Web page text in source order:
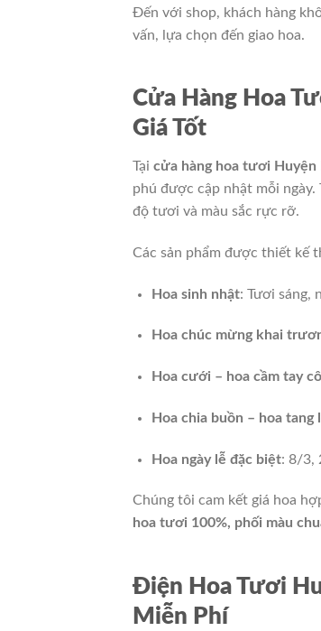
Đến với shop, khách hàng
vấn, lựa chọn đến giao hoa.
Cửa Hàng Hoa
Giá Tốt
Tại cửa hàng hoa tươi Huyện
phú được cập nhật mỗi
độ tươi và màu sắc rực rỡ.
Các sản phẩm được thiết kế
Hoa sinh nhật: Tươi sáng,
Hoa chúc mừng khai
Hoa cưới – hoa cầm tay
Hoa chia buồn – hoa tang
Hoa ngày lễ đặc biệt: 8/3,
Chúng tôi cam kết giá hoa
hoa tươi 100%, phối màu
Điện Hoa Tươi
Miễn Phí